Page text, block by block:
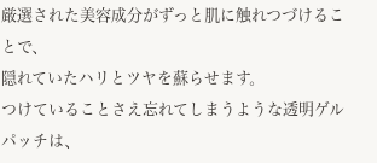
厳選された美容成分がずっと肌に触れつづけるこ
とで、
隠れていたハリとツヤを蘇らせます。
つけていることさえ忘れてしまうような透明ゲル
パッチは、